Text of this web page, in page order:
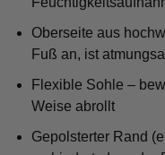
Oberseite aus
Fuß an, ist
Flexible Sohle –
Weise abrollt
Gepolsterter Rand